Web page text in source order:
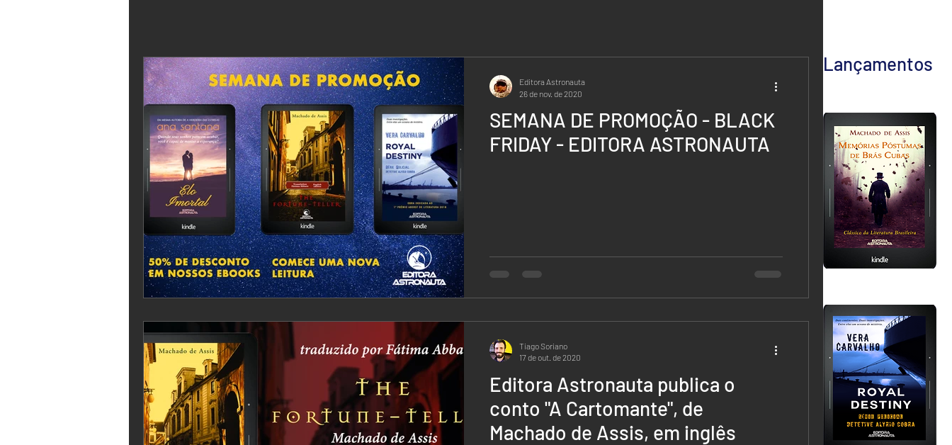
SEMANA DE PROMOÇÃO - BLACK
FRIDAY - EDITORA ASTRONAUTA
Editora Astronauta
26 de nov. de 2020
Editora Astronauta publica o
conto "A Cartomante", de
Machado de Assis, em inglês
Tiago Soriano
17 de out. de 2020
Lançamentos